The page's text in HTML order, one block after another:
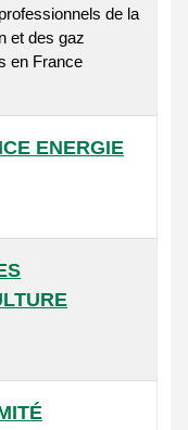
de la
et des gaz
en France
ENERGIE